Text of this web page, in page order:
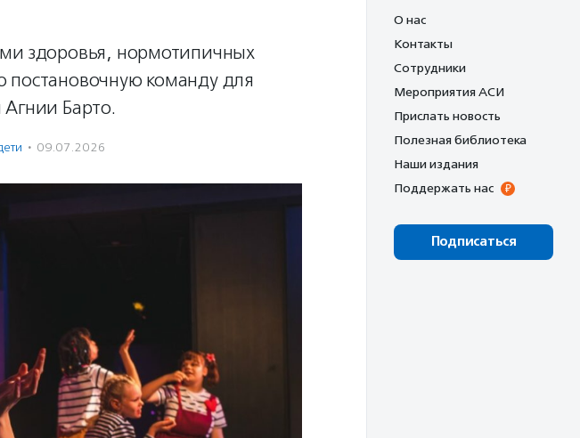
здоровья, нормотипичных
команду для
Барто.
· 09.07.2026
О нас
Контакты
Сотрудники
Мероприятия АСИ
Прислать новость
Полезная библиотека
Наши издания
Поддержать нас
Подписаться